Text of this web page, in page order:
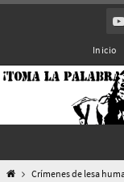
Inicio
InicioCrímenes de lesa